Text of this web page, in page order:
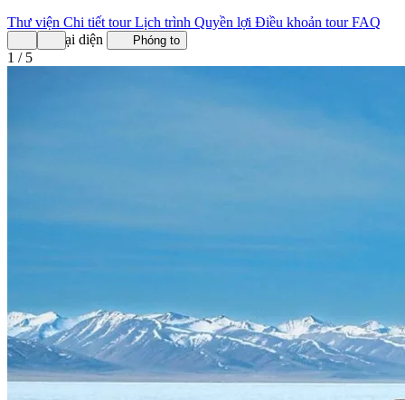
Thư viện Chi tiết tourLịch trình Quyền lợi Điều khoản tourFAQ
Ảnh đại diện
Phóng to
1 / 5